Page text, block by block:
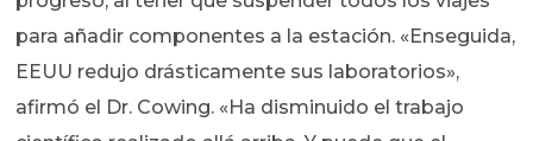
para añadir componentes a la estación. «Enseguida,
EEUU redujo drásticamente sus laboratorios»,
afirmó el Dr. Cowing. «Ha disminuido el trabajo